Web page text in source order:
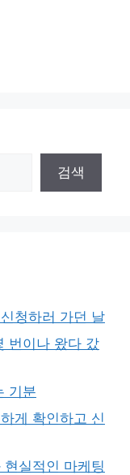
검색
청하러 가던 날
번이나 왔다 갔
기분
게 확인하고 신
실적인 마케팅